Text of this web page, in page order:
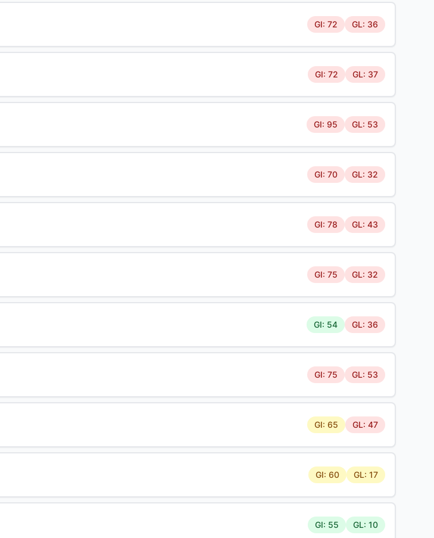
GI: 72 GL: 36
GI: 72 GL: 37
GI: 95 GL: 53
GI: 70 GL: 32
GI: 78 GL: 43
GI: 75 GL: 32
GI: 54 GL: 36
GI: 75 GL: 53
GI: 65 GL: 47
GI: 60 GL: 17
GI: 55 GL: 10